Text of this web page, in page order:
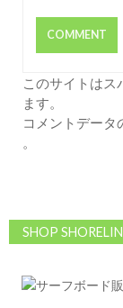
このサイトはス
ます。
コメントデータ
。
SHOP